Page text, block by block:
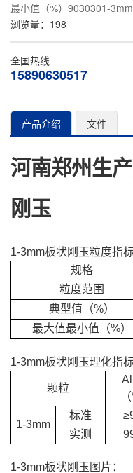
最小值（%）9030301-3mm
浏览量： 198
全国热线
15890630517
产品介绍 文件
河南郑州生
刚玉
1-3mm板状刚玉粒度指标
规格
粒度范围
典型值（%）
最大值最小值（%）
1-3mm板状刚玉理化指标
颗粒
Al
1-3mm
标准
实测
1-3mm板状刚玉图片：